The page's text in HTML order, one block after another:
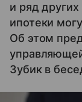
и ряд
ипотеки
Об этом
Зубик в